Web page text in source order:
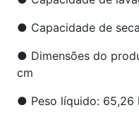
● Capacidade de
● Dimensões do
cm
● Peso líquido: 65,26